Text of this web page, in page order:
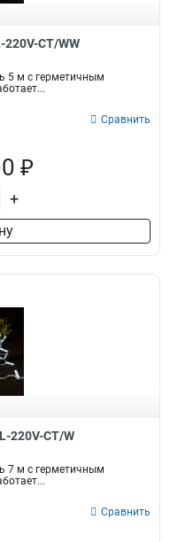
220V-CT/WW
5 м с герметичным
Сравнить
₽
+
220V-CT/W
7 м с герметичным
Сравнить